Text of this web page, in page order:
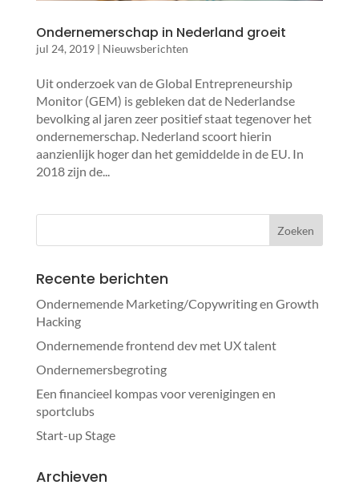
Ondernemerschap in Nederland groeit
jul 24, 2019| Nieuwsberichten
Uit onderzoek van de Global Entrepreneurship
Monitor (GEM) is gebleken dat de Nederlandse
bevolking al jaren zeer positief staat tegenover het
ondernemerschap. Nederland scoort hierin
aanzienlijk hoger dan het gemiddelde in de EU. In
2018 zijn de...
Recente berichten
Ondernemende Marketing/Copywriting en Growth
Hacking
Ondernemende frontend dev met UX talent
Ondernemersbegroting
Een financieel kompas voor verenigingen en
sportclubs
Start-up Stage
Archieven